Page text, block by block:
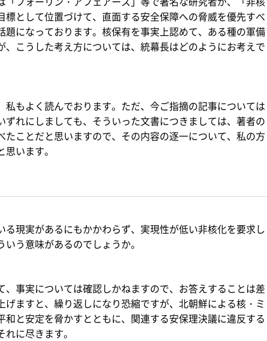
として位置づけて、直面する安全保障への脅威を優先すべ
題になっております。核保有を事実上認めて、ある種の軍備
こうした考え方については、統幕長はどのようにお考えで
もよく読んでおります。ただ、今ご指摘の記事については
ずれにしましても、そういった文書につきましては、著者の
ことだと思いますので、その内容の逐一について、私の方
います。
現実があるにもかかわらず、実現性が低い非核化を要求し
う意味があるのでしょうか。
事実については確認しかねますので、お答えすることは差
ますと、繰り返しになり恐縮ですが、北朝鮮による核・ミ
と安定を脅かすとともに、関連する安保理決議に違反する
に尽きます。